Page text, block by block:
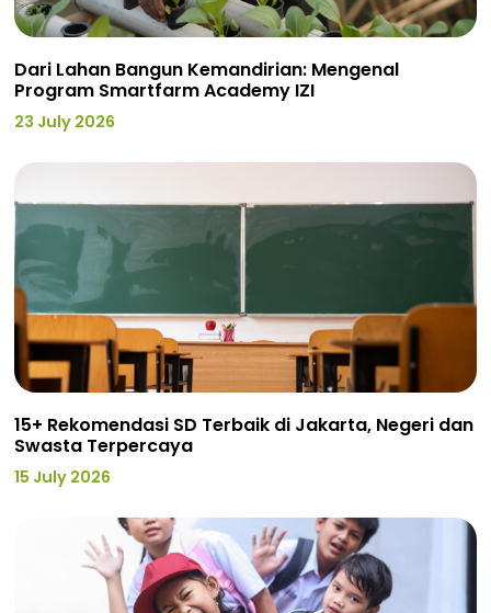
Dari Lahan Bangun Kemandirian: Mengenal
Program Smartfarm Academy IZI
23 July 2026
15+ Rekomendasi SD Terbaik di Jakarta, Negeri dan
Swasta Terpercaya
15 July 2026